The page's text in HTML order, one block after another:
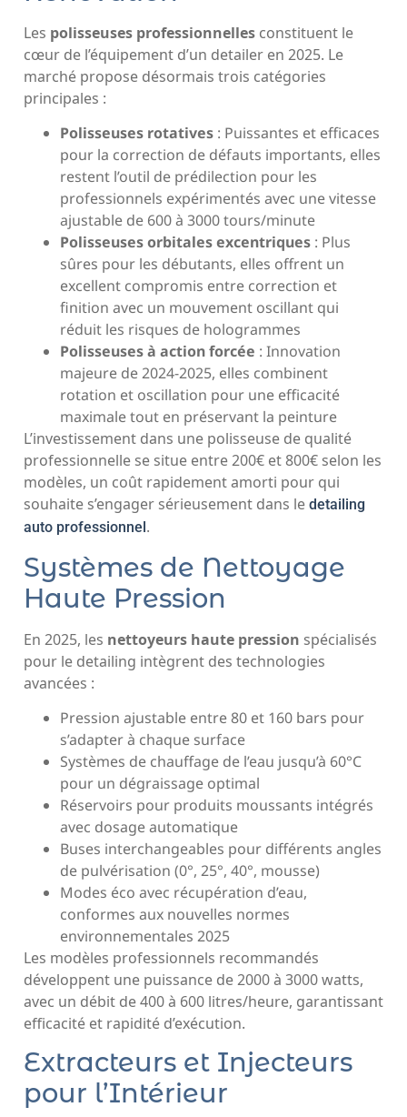
Les polisseuses professionnelles constituent le
cœur de l’équipement d’un detailer en 2025. Le
marché propose désormais trois catégories
principales :
Polisseuses rotatives : Puissantes et efficaces
pour la correction de défauts importants, elles
restent l’outil de prédilection pour les
professionnels expérimentés avec une vitesse
ajustable de 600 à 3000 tours/minute
Polisseuses orbitales excentriques : Plus
sûres pour les débutants, elles offrent un
excellent compromis entre correction et
finition avec un mouvement oscillant qui
réduit les risques de hologrammes
Polisseuses à action forcée : Innovation
majeure de 2024-2025, elles combinent
rotation et oscillation pour une efficacité
maximale tout en préservant la peinture
L’investissement dans une polisseuse de qualité
professionnelle se situe entre 200€ et 800€ selon les
modèles, un coût rapidement amorti pour qui
souhaite s’engager sérieusement dans le detailing
auto professionnel .
Systèmes de Nettoyage
Haute Pression
En 2025, les nettoyeurs haute pression spécialisés
pour le detailing intègrent des technologies
avancées :
Pression ajustable entre 80 et 160 bars pour
s’adapter à chaque surface
Systèmes de chauffage de l’eau jusqu’à 60°C
pour un dégraissage optimal
Réservoirs pour produits moussants intégrés
avec dosage automatique
Buses interchangeables pour différents angles
de pulvérisation (0°, 25°, 40°, mousse)
Modes éco avec récupération d’eau,
conformes aux nouvelles normes
environnementales 2025
Les modèles professionnels recommandés
développent une puissance de 2000 à 3000 watts,
avec un débit de 400 à 600 litres/heure, garantissant
efficacité et rapidité d’exécution.
Extracteurs et Injecteurs
pour l’Intérieur